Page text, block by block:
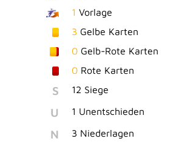
1 Vorlage
3 Gelbe Karten
0 Gelb-Rote Karten
0 Rote Karten
S 12 Siege
U 1 Unentschieden
N 3 Niederlagen